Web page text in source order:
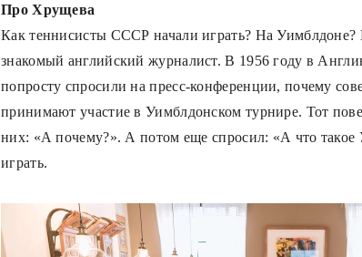
Про Хрущева
Как теннисисты СССР начали играть? На Уимблдоне?
знакомый английский журналист. В 1956 году в
попросту спросили на пресс-конференции, почему
принимают участие в Уимблдонском турнире. Тот
них: «А почему?». А потом еще спросил: «А что такое
играть.